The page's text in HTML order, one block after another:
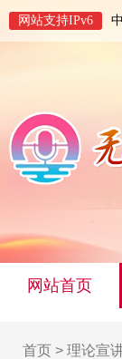
网站支持IPv6
网站首页
首页 > 理论宣